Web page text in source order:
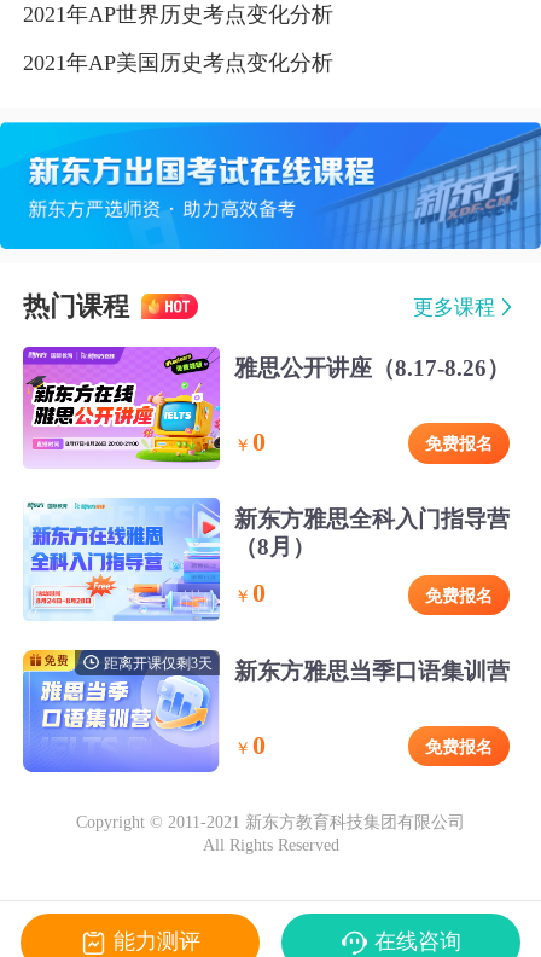
2021年AP世界历史考点变化分析
2021年AP美国历史考点变化分析
热门课程 更多课程
雅思公开讲座（8.17-8.26）
￥ 0 免费报名
新东方雅思全科入门指导营
（8月）
￥ 0 免费报名
距离开课仅剩3天 新东方雅思当季口语集训营
￥ 0 免费报名
Copyright © 2011-2021 新东方教育科技集团有限公司
All Rights Reserved
能力测评 在线咨询